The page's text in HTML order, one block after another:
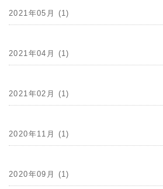
2021年05月 (1)
2021年04月 (1)
2021年02月 (1)
2020年11月 (1)
2020年09月 (1)